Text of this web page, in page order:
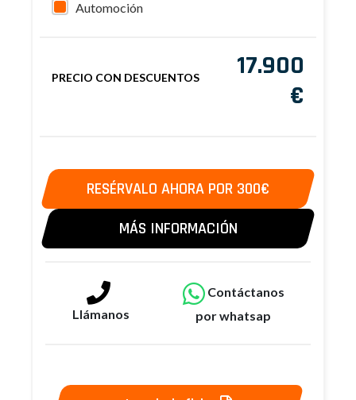
Automoción
PRECIO CON DESCUENTOS
17.900
€
RESÉRVALO AHORA POR 300€
MÁS INFORMACIÓN
Llámanos
Contáctanos
por whatsap